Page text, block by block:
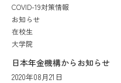
COVID-19対策情報
お知らせ
在校生
大学院
日本年金機構からお知らせ
2020年08月21日